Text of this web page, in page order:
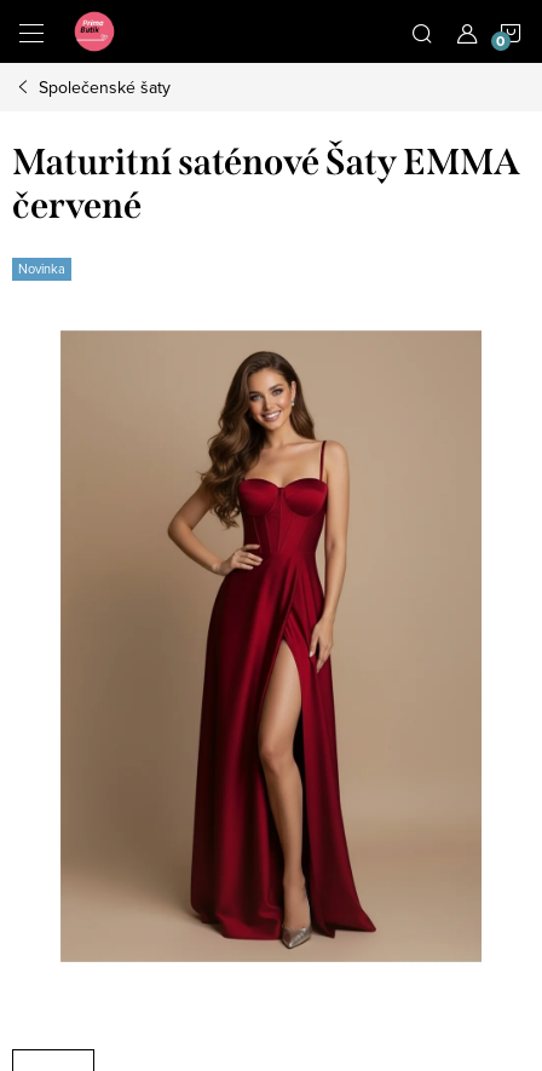
obsah
Společenské šaty
Maturitní saténové Šaty EMMA
červené
Novinka